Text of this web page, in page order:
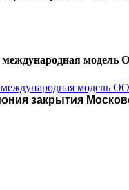
модель
закрытия